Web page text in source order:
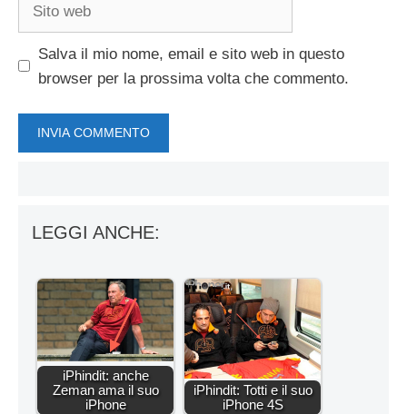
Salva il mio nome, email e sito web in questo
browser per la prossima volta che commento.
LEGGI ANCHE:
iPhindit: anche
Zeman ama il suo
iPhone
iPhindit: Totti e il suo
iPhone 4S